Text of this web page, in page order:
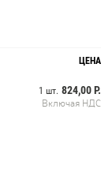
ЦЕНА
1 шт. 824,00 Р.
Включая НДС